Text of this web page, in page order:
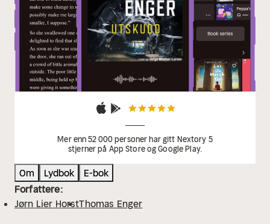
Mer enn 52 000 personer har gitt Nextory 5
stjerner på App Store og Google Play.
Om Lydbok
E-bok
Forfattere:
Jørn Lier HorstThomas Enger